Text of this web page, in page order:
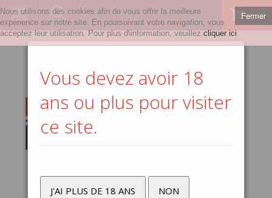
0
Vous devez avoir 18
ans ou plus pour visiter
ce site.
J'AI PLUS DE 18 ANS NON
Fermer
Nous utilisons des cookies afin de vous offrir la meilleure
expérience sur notre site. En poursuivant votre navigation, vous
acceptez leur utilisation. Pour plus d\information, veuillez cliquer ici